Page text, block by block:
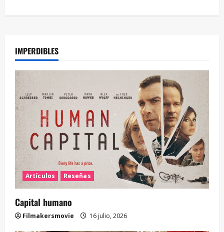
IMPERDIBLES
Artículos Reseñas
Capital humano
Filmakersmovie 16 julio, 2026